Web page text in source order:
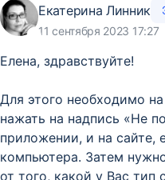
Екатерина Линник
11 сентября 2023 17:27
Елена, здравствуйте!
Для этого необходимо
нажать на надпись «Не
приложении, и на сайте,
компьютера. Затем
от того, какой у Вас тип